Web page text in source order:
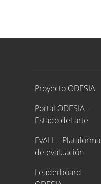
Proyecto ODESIA
Proyecto ODESIA
Portal ODESIA -
Estado del arte
EvALL - Plataforma
de evaluación
Leaderboard